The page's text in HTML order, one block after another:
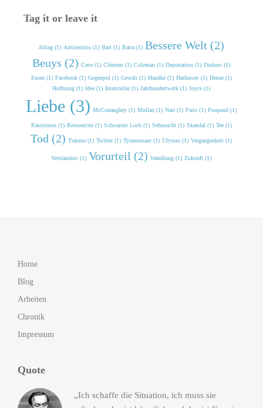
Tag it or leave it
Alltag (1) Antisemitis (1) Bart (1) Batra (1) Bessere Welt (2)
Beuys (2) Cave (1) Clément (1) Coleman (1) Deportation (1) Diskurs (1)
Essen (1) Facebook (1) Gegenpol (1) Gewalt (1) Handke (1) Hathaway (1) Henze (1)
Hoffnung (1) Idee (1) Interstellar (1) Jahrhundertwerk (1) Joyce (1)
Liebe (3) McConaughey (1) Mullan (1) Narr (1) Paris (1) Poupaud (1)
Rassismus (1) Ressourcen (1) Schwarzes Loch (1) Sehnsucht (1) Skandal (1) Tee (1)
Tod (2) Träume (1) Twitter (1) Tyrannosaur (1) Ulysses (1) Vergangenheit (1)
Verständnis (1) Vorurteil (2) Wandlung (1) Zukunft (1)
Home
Blog
Arbeiten
Chronik
Impressum
Quote
„Ich schaffe die Situation, ich muss sie